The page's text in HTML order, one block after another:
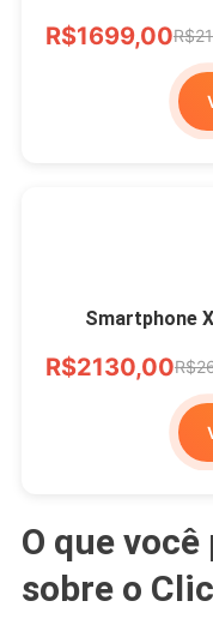
R$1699,00
Smartphone
R$2130,00
O que
sobre o